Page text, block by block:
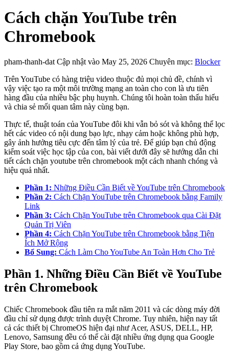
Cách chặn YouTube trên
Chromebook
pham-thanh-dat Cập nhật vào May 25, 2026 Chuyên mục: Blocker
Trên YouTube có hàng triệu video thuộc đủ mọi chủ đề, chính vì
vậy việc tạo ra một môi trường mạng an toàn cho con là ưu tiên
hàng đầu của nhiều bậc phụ huynh. Chúng tôi hoàn toàn thấu hiểu
và chia sẻ mối quan tâm này cùng bạn.
Thực tế, thuật toán của YouTube đôi khi vẫn bỏ sót và không thể lọc
hết các video có nội dung bạo lực, nhạy cảm hoặc không phù hợp,
gây ảnh hưởng tiêu cực đến tâm lý của trẻ. Để giúp bạn chủ động
kiểm soát việc học tập của con, bài viết dưới đây sẽ hướng dẫn chi
tiết cách chặn youtube trên chromebook một cách nhanh chóng và
hiệu quả nhất.
Phần 1: Những Điều Cần Biết về YouTube trên Chromebook
Phần 2: Cách Chặn YouTube trên Chromebook bằng Family
Link
Phần 3: Cách Chặn YouTube trên Chromebook qua Cài Đặt
Quản Trị Viên
Phần 4: Cách Chặn YouTube trên Chromebook bằng Tiện
Ích Mở Rộng
Bổ Sung: Cách Làm Cho YouTube An Toàn Hơn Cho Trẻ
Phần 1. Những Điều Cần Biết về YouTube
trên Chromebook
Chiếc Chromebook đầu tiên ra mắt năm 2011 và các dòng máy đời
đầu chỉ sử dụng được trình duyệt Chrome. Tuy nhiên, hiện nay tất
cả các thiết bị ChromeOS hiện đại như Acer, ASUS, DELL, HP,
Lenovo, Samsung đều có thể cài đặt nhiều ứng dụng qua Google
Play Store, bao gồm cả ứng dụng YouTube.